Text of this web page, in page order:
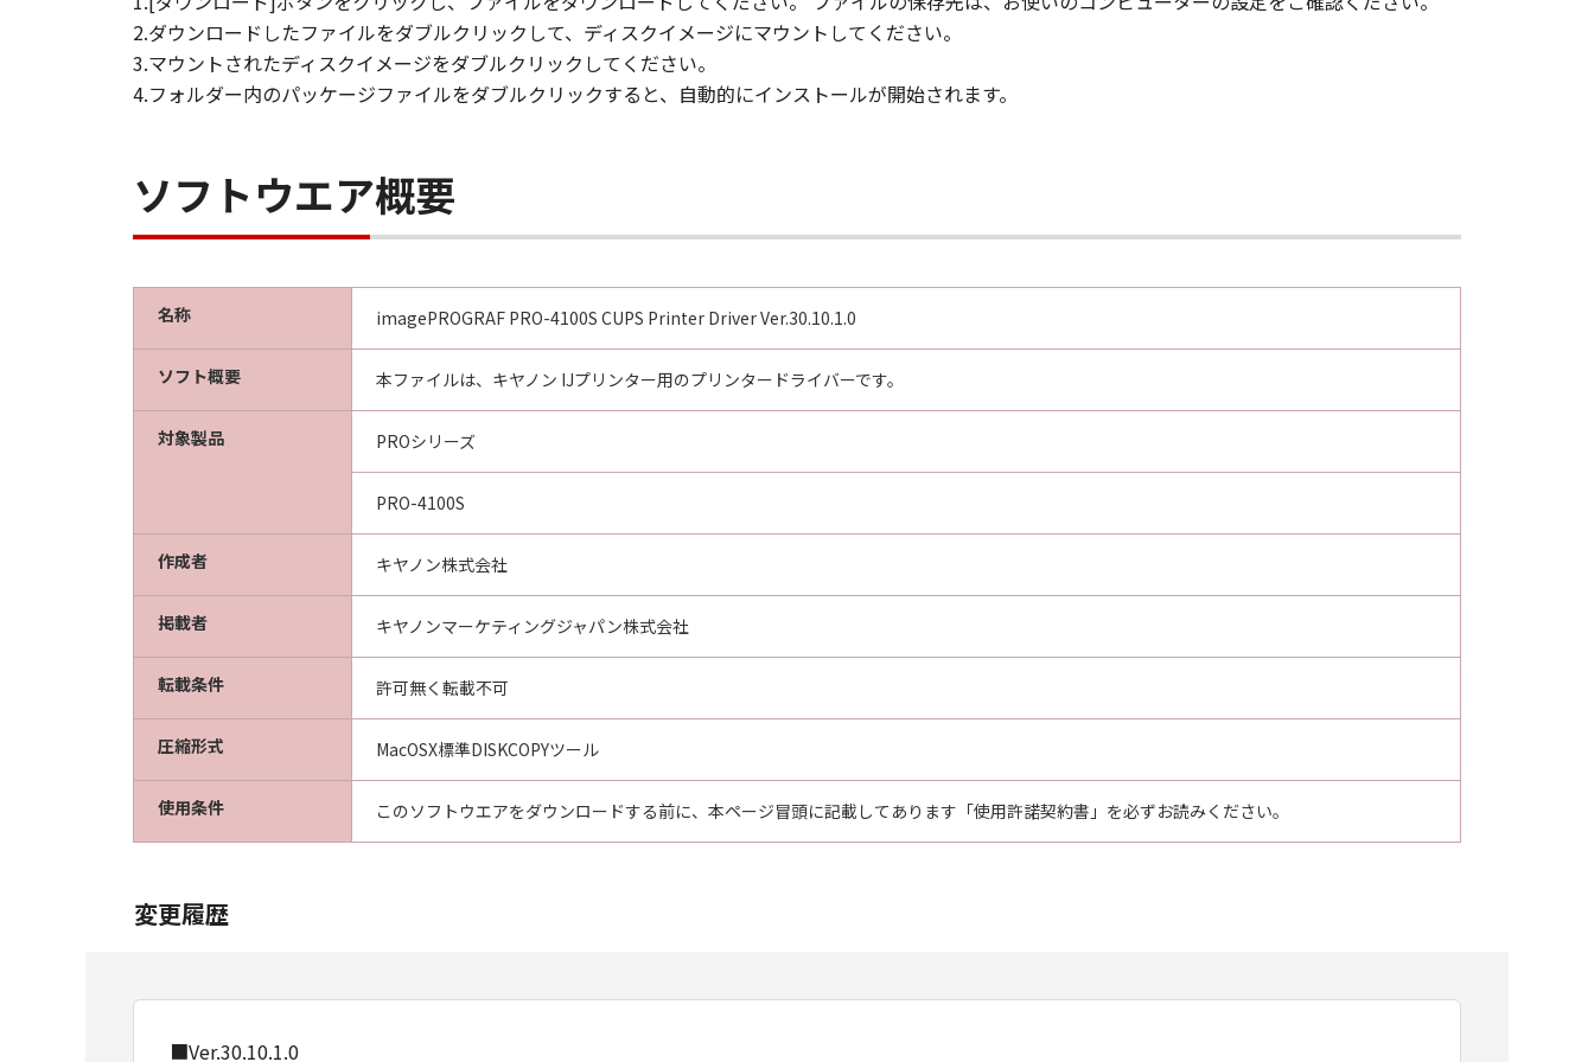
輸出
お客様は、日本国政府または関連する外国政府より必要な認可等を得ることなしに「本ソフトウエア」の全部または一部を、直接または
間接に輸出してはなりません。
契約期間
(2) お客様は、「本ソフトウエア」及びその複製物のすべてを廃棄及び消去することにより、本契約を終了させることができます。
(3) キヤノンは、お客様が本契約のいずれかの条項に違反した場合、直ちに本契約を終了させることができます。
(4) お客様は、上記(3)による本契約の終了後直ちに、「本ソフトウエア」及びその複製物のすべてを廃棄及び消去するものとします。
本契約は、日本国法に準拠するものとします。
U.S. GOVERNMENT RESTRICTED RIGHTS NOTICE:
The Software is a "commercial item," as that term is defined at 48 C.F.R. 2.101 (Oct 1995), consisting of "commercial computer
software" and "commercial computer software documentation," as such terms are used in 48 C.F.R. 12.212 (Sept 1995). Consistent
with 48 C.F.R. 12.212 and 48 C.F.R. 227.7202-1 through 227.7202-4 (June 1995), all U.S. Government End Users shall acquire the
Software with only those rights set forth herein. Manufacturer is Canon Inc./30-2, Shimomaruko 3-chome, Ohta-ku, Tokyo 146-
本条において、"the Software"という語は、本契約における「本ソフトウエア」を意味するものとします。
2.ダウンロードしたファイルをダブルクリックして、ディスクイメージにマウントしてください。
3.マウントされたディスクイメージをダブルクリックしてください。
4.フォルダー内のパッケージファイルをダブルクリックすると、自動的にインストールが開始されます。
ソフトウエア概要
名称 imagePROGRAF PRO-4100S CUPS Printer Driver Ver.30.10.1.0
ソフト概要 本ファイルは、キヤノン IJプリンター用のプリンタードライバーです。
対象製品 PROシリーズ
PRO-4100S
作成者 キヤノン株式会社
掲載者 キヤノンマーケティングジャパン株式会社
転載条件 許可無く転載不可
圧縮形式 MacOSX標準DISKCOPYツール
使用条件 このソフトウエアをダウンロードする前に、本ページ冒頭に記載してあります「使用許諾契約書」を必ずお読みください。
変更履歴
■Ver.30.10.1.0